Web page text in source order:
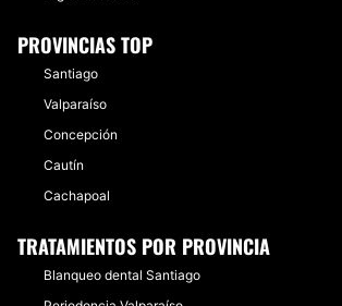
PROVINCIAS TOP
Santiago
Valparaíso
Concepción
Cautín
Cachapoal
TRATAMIENTOS POR PROVINCIA
Blanqueo dental Santiago